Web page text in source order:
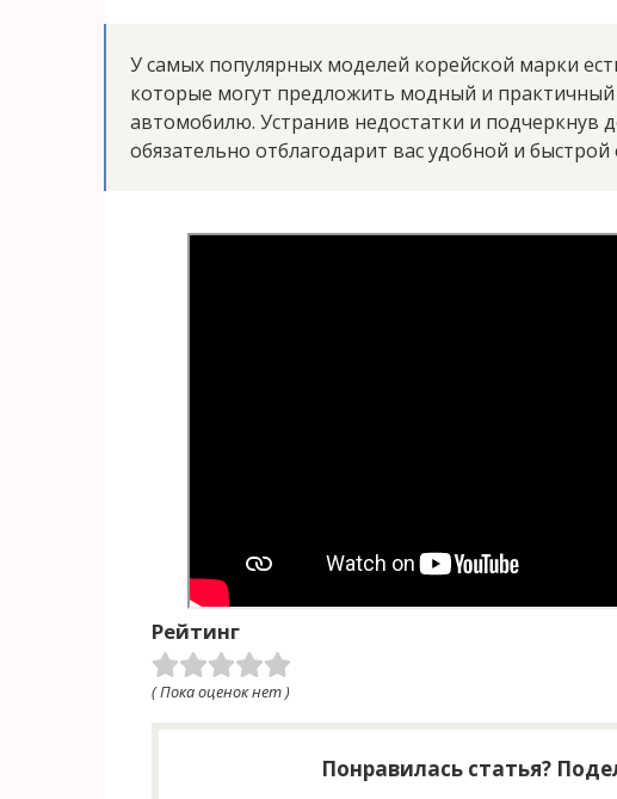
У самых популярных моделей корейской марки
которые могут предложить модный и
автомобилю. Устранив недостатки и подчеркнув
обязательно отблагодарит вас удобной и быстрой
Рейтинг
( Пока оценок нет )
Понравилась статья?